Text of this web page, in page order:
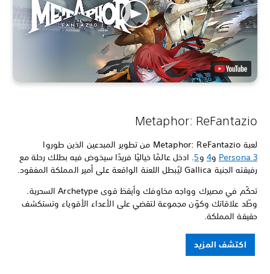
Metaphor: ReFantazio
لعبة Metaphor: ReFantazio من تطوير المبدعين الذين طوروا
Persona 3 و4 و5. ادخل عالمًا خياليًا فريدًا سيخوض فيه بطلك رحلة مع
رفيقته الجنية Gallica ليُبطل اللعنة الواقعة على أمير المملكة المفقود.
تحكّم في مصيرك وواجه مخاوفك وأيقظ قوى Archetype السحرية.
وطّد علاقاتك وكوّن مجموعة لتقضي على الأعداء الأقوياء وتستكشف
حقيقة المملكة.
اكتشف المزيد